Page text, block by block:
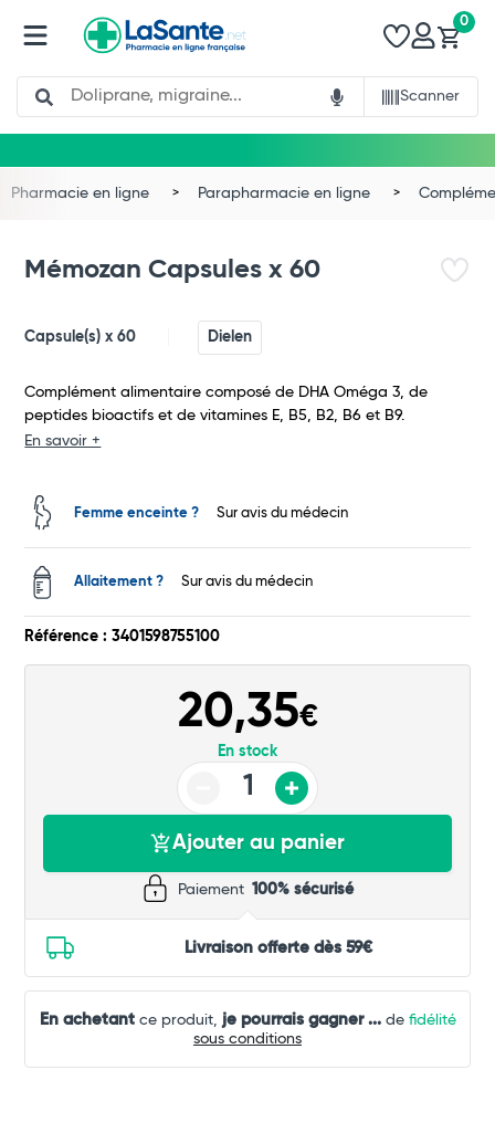
Search
Scanner
0
Pharmacie en ligne Parapharmacie en ligne
Mémozan Capsules x 60
Capsule(s) x 60 Dielen
Complément alimentaire composé de DHA Oméga 3, de
peptides bioactifs et de vitamines E, B5, B2, B6 et B9.
En savoir +
Femme enceinte ? Sur avis du médecin
Allaitement ? Sur avis du médecin
Référence : 3401598755100
20,35€
En stock
Ajouter au panier
Paiement 100% sécurisé
Livraison offerte dès 59€
En achetantce produit, je pourrais gagner ...de fidélité
sous conditions